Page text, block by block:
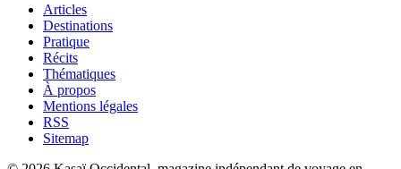
Articles
Destinations
Pratique
Récits
Thématiques
À propos
Mentions légales
RSS
Sitemap